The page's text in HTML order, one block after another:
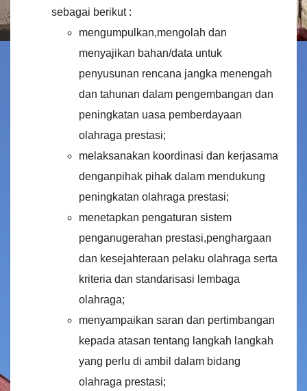
sebagai berikut :
mengumpulkan,mengolah dan
menyajikan bahan/data untuk
penyusunan rencana jangka menengah
dan tahunan dalam pengembangan dan
peningkatan uasa pemberdayaan
olahraga prestasi;
melaksanakan koordinasi dan kerjasama
denganpihak pihak dalam mendukung
peningkatan olahraga prestasi;
menetapkan pengaturan sistem
penganugerahan prestasi,penghargaan
dan kesejahteraan pelaku olahraga serta
kriteria dan standarisasi lembaga
olahraga;
menyampaikan saran dan pertimbangan
kepada atasan tentang langkah langkah
yang perlu di ambil dalam bidang
olahraga prestasi;